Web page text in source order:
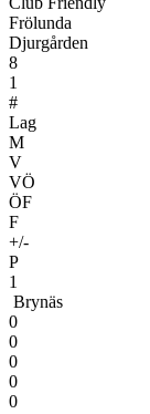
Frölunda
Djurgården
8
1
#
Lag
M
V
VÖ
ÖF
F
+/-
P
1
Brynäs
0
0
0
0
0